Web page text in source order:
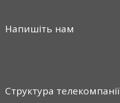
Напишіть нам
Структура телекомпанії